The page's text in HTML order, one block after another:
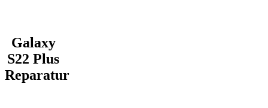
Galaxy
S22 Plus
Reparatur